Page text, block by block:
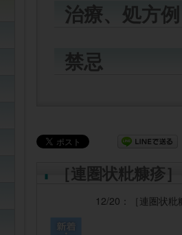
治療、処方例
禁忌
［連圏状粃糠疹
12/20： ［連圏状